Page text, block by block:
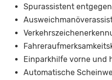
Spurassistent
Einparkhilfe vorne und
Automatische